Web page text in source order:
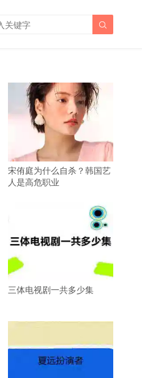

宋侑庭为什么自杀？韩国艺
人是高危职业
三体电视剧一共多少集